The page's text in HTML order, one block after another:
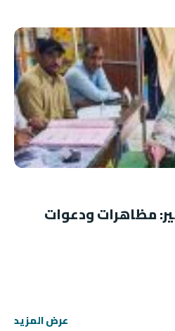
مظاهرات ودعوات
عرض المزيد